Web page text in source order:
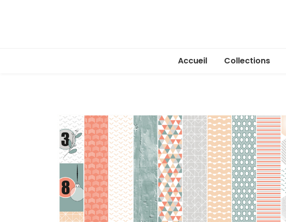
Accueil Collections
Douces heures
Enchan’Thé
Au jardin
Dans ma bulle
365 jours